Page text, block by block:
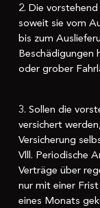
2. Die
soweit sie vom
bis zum
Beschädigungen
oder grober
3. Sollen die
versichert
Versicherung
Vlll. Periodische
Verträge über
nur mit einer
eines Monats